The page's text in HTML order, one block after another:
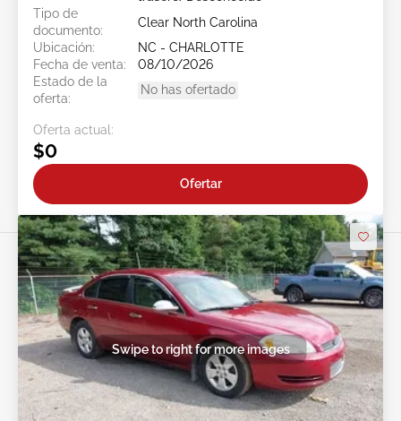
Tipo de
documento:
Clear North Carolina
Ubicación:
NC - CHARLOTTE
Fecha de venta:
08/10/2026
Estado de la
oferta:
No has ofertado
Oferta actual:
$0
Ofertar
Swipe to right for more images